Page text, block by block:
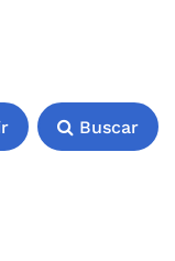
Buscar